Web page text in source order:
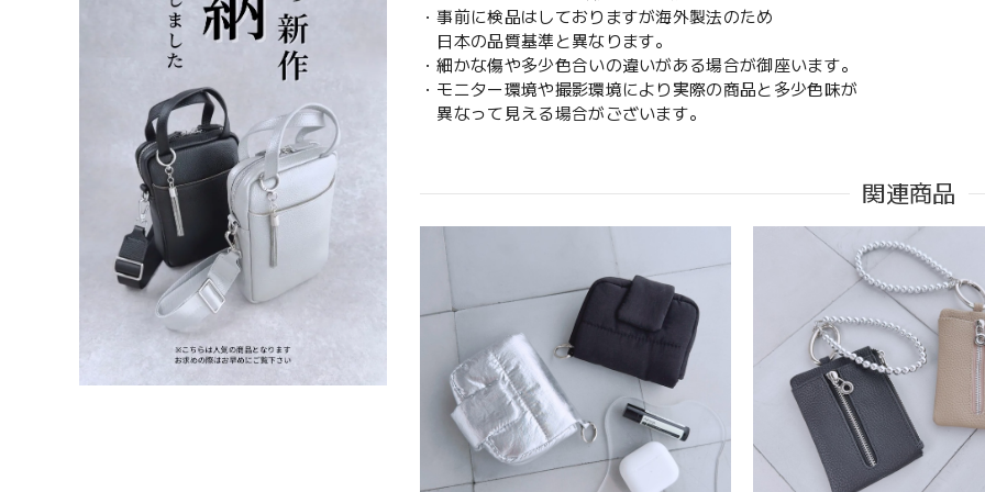
・事前に検品はしておりますが海外製法のため
日本の品質基準と異なります。
・細かな傷や多少色合いの違いがある場合が御座います。
・モニター環境や撮影環境により実際の商品と多少色味が
異なって見える場合がございます。
関連商品